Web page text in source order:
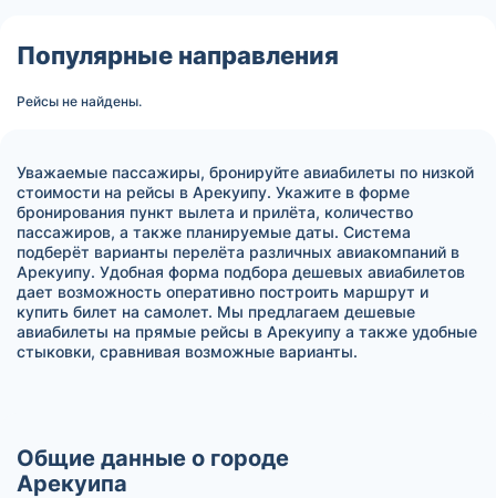
Популярные направления
Рейсы не найдены.
Уважаемые пассажиры, бронируйте авиабилеты по низкой
стоимости на рейсы в Арекуипу. Укажите в форме
бронирования пункт вылета и прилёта, количество
пассажиров, а также планируемые даты. Система
подберёт варианты перелёта различных авиакомпаний в
Арекуипу. Удобная форма подбора дешевых авиабилетов
дает возможность оперативно построить маршрут и
купить билет на самолет. Мы предлагаем дешевые
авиабилеты на прямые рейсы в Арекуипу а также удобные
стыковки, сравнивая возможные варианты.
Общие данные о городе
Арекуипа